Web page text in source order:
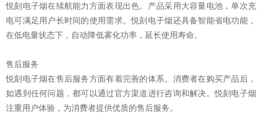
悦刻电子烟在续航能力方面表现出色。产品采用大容量电池，单次充
电可满足用户长时间的使用需求。悦刻电子烟还具备智能省电功能，
在低电量状态下，自动降低雾化功率，延长使用寿命。
售后服务
悦刻电子烟在售后服务方面有着完善的体系。消费者在购买产品后，
如遇到任何问题，都可以通过官方渠道进行咨询和解决。悦刻电子烟
注重用户体验，为消费者提供优质的售后服务。